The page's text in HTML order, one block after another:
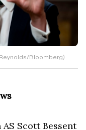
Reynolds/Bloomberg)
Scott Bessent